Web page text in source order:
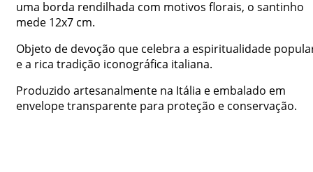
uma borda rendilhada com motivos florais, o santinho
mede 12x7 cm.
Objeto de devoção que celebra a espiritualidade
e a rica tradição iconográfica italiana.
Produzido artesanalmente na Itália e embalado em
envelope transparente para proteção e conservação.